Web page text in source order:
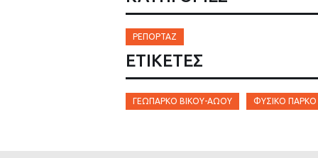
ΡΕΠΟΡΤΆΖ
ΕΤΙΚΈΤΕΣ
ΓΕΩΠΆΡΚΟ ΒΊΚΟΥ-ΑΏΟΥ ΦΥΣΙΚΌ ΠΆΡΚΟ